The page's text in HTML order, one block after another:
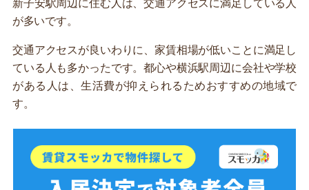
新子安駅周辺に住む人は、交通アクセスに満足している人
が多いです。
交通アクセスが良いわりに、家賃相場が低いことに満足し
ている人も多かったです。都心や横浜駅周辺に会社や学校
がある人は、生活費が抑えられるためおすすめの地域で
す。